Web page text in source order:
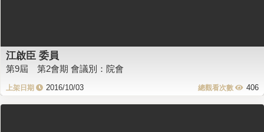
江啟臣 委員
第9屆 第2會期 會議別：院會
2016/10/03 406